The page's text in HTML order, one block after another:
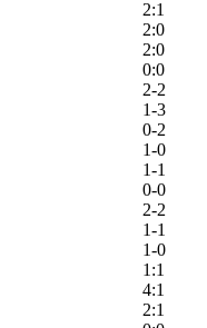
2:1
2:0
2:0
0:0
2-2
1-3
0-2
1-0
1-1
0-0
2-2
1-1
1-0
1:1
4:1
2:1